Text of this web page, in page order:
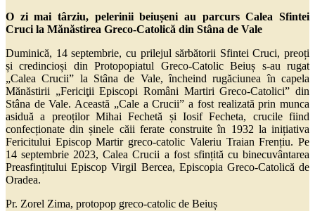
O zi mai târziu, pelerinii beiușeni au parcurs Calea Sfintei
Cruci la Mănăstirea Greco-Catolică din Stâna de Vale
Duminică, 14 septembrie, cu prilejul sărbătorii Sfintei Cruci, preoți
și credincioși din Protopopiatul Greco-Catolic Beiuș s-au rugat
„Calea Crucii” la Stâna de Vale, încheind rugăciunea în capela
Mănăstirii „Fericiţii Episcopi Români Martiri Greco-Catolici” din
Stâna de Vale. Această „Cale a Crucii” a fost realizată prin munca
asiduă a preoților Mihai Fechetă și Iosif Fecheta, crucile fiind
confecționate din șinele căii ferate construite în 1932 la inițiativa
Fericitului Episcop Martir greco-catolic Valeriu Traian Frențiu. Pe
14 septembrie 2023, Calea Crucii a fost sfințită cu binecuvântarea
Preasfințitului Episcop Virgil Bercea, Episcopia Greco-Catolică de
Oradea.
Pr. Zorel Zima, protopop greco-catolic de Beiuș